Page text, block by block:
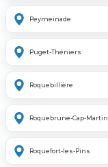
Peymeinade
Puget-Théniers
Roquebillière
Roquebrune-Cap-Martin
Roquefort-les-Pins